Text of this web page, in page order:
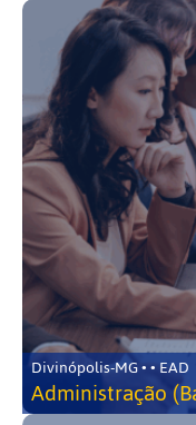
Divinópolis-MG • • EAD
Administração